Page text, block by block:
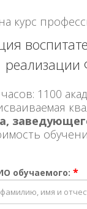
курс
1100
обучаемого: *